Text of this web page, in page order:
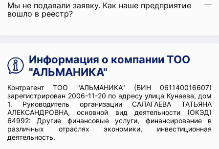
Мы не подавали заявку. Как наше предприятие
вошло в реестр?
Информация о компании ТОО
"АЛЬМАНИКА"
Контрагент ТОО "АЛЬМАНИКА" (БИН 061140016607)
зарегистрирован 2006-11-20 по адресу улица Кунаева, дом
1. Руководитель организации САЛАГАЕВА ТАТЬЯНА
АЛЕКСАНДРОВНА, основной вид деятельности (ОКЭД)
64992: Другие финансовые услуги, финансирование в
различных отраслях экономики, инвестиционная
деятельность.